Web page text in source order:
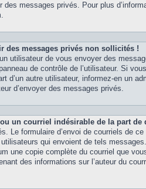
des messages privés. Pour plus
des messages privés non sollicités !
utilisateur de vous envoyer des
de contrôle de l’utilisateur. Si
d’un autre utilisateur, informez-en un
d’envoyer des messages privés.
un courriel indésirable de la part de
Le formulaire d’envoi de courriels de
utilisateurs qui envoient de tels
une copie complète du courriel que
des informations sur l’auteur du